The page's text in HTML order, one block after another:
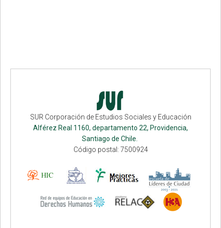
SUR Corporación de Estudios Sociales y Educación
Alférez Real 1160, departamento 22, Providencia,
Santiago de Chile.
Código postal: 7500924